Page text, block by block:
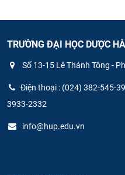
TRƯỜNG ĐẠI HỌC DƯỢC
Số 13-15 Lê Thánh Tông -
Điện thoại : (024) 382-545-
3933-2332
info@hup.edu.vn